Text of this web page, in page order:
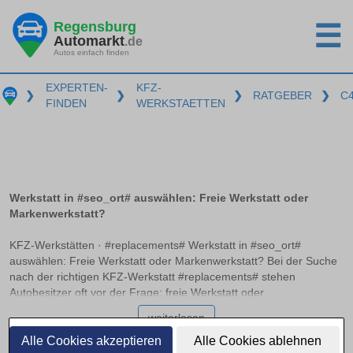
Alle Cookies akzeptieren Alle Cookies ablehnen
Regensburg
Automarkt.de
Autos einfach finden ☰
❯
EXPERTEN-
FINDEN
❯
KFZ-
WERKSTAETTEN
❯ RATGEBER ❯
Werkstatt in #seo_ort# auswählen: Freie Werkstatt oder
Markenwerkstatt?
KFZ-Werkstätten · #replacements# Werkstatt in #seo_ort#
auswählen: Freie Werkstatt oder Markenwerkstatt? Bei der Suche
nach der richtigen KFZ-Werkstatt #replacements# stehen
Autobesitzer oft vor der Frage: freie Werkstatt oder
Markenwerkstatt? Beide Optionen haben ihre Vor- und Nachteile,
und es ist wichtig, die Unterschiede zu kennen, um die richtige
Entscheidung zu treffen. Zertifizierungen wie ATU, Bosch oder
weiterlesen